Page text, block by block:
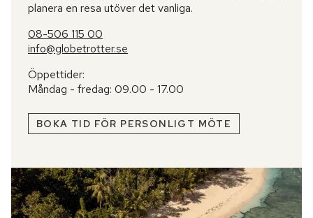
planera en resa utöver det vanliga.
08-506 115 00
info@globetrotter.se
Öppettider:
Måndag - fredag: 09.00 - 17.00
BOKA TID FÖR PERSONLIGT MÖTE